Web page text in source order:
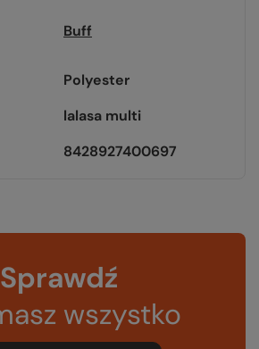
Buff
Polyester
lalasa multi
8428927400697
Sprawdź
wszystko